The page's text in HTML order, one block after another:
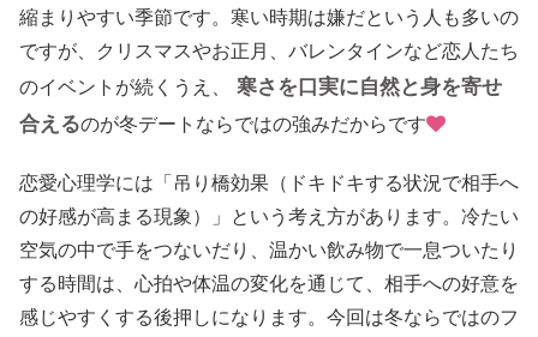
縮まりやすい季節です。寒い時期は嫌だという人も多いの
ですが、クリスマスやお正月、バレンタインなど恋人たち
のイベントが続くうえ、
寒さを口実に自然と身を寄せ
合えるのが冬デートならではの強みだからです
恋愛心理学には「吊り橋効果（ドキドキする状況で相手へ
の好感が高まる現象）」という考え方があります。冷たい
空気の中で手をつないだり、温かい飲み物で一息ついたり
する時間は、心拍や体温の変化を通じて、相手への好意を
感じやすくする後押しになります。今回は冬ならではのフ